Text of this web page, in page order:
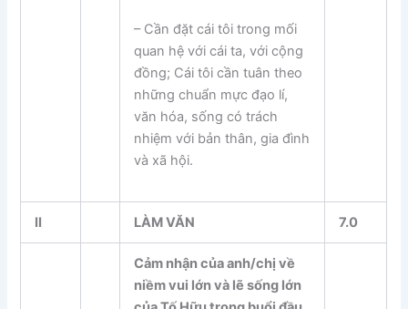
– Cần đặt cái tôi trong mối
quan hệ với cái ta, với cộng
đồng; Cái tôi cần tuân theo
những chuẩn mực đạo lí,
văn hóa, sống có trách
nhiệm với bản thân, gia đình
và xã hội.
II LÀM VĂN 7.0
Cảm nhận của anh/chị về
niềm vui lớn và lẽ sống lớn